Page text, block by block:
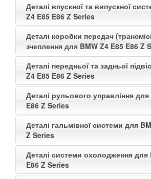
Деталі впускної та випускної
Z4 E85 E86 Z Series
Деталі коробки передач
зчеплення для BMW Z4 E85 E86 Z
Деталі передньої та задньої
Z4 E85 E86 Z Series
Деталі рульового управління для
E86 Z Series
Деталі гальмівної системи для
Z Series
Деталі системи охолодження для
E86 Z Series